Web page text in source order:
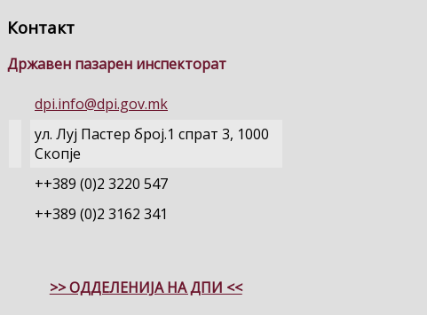
Контакт
Државен пазарен инспекторат
dpi.info@dpi.gov.mk
ул. Луј Пастер број.1 спрат 3, 1000
Скопје
++389 (0)2 3220 547
++389 (0)2 3162 341
>> ОДДЕЛЕНИЈА НА ДПИ <<